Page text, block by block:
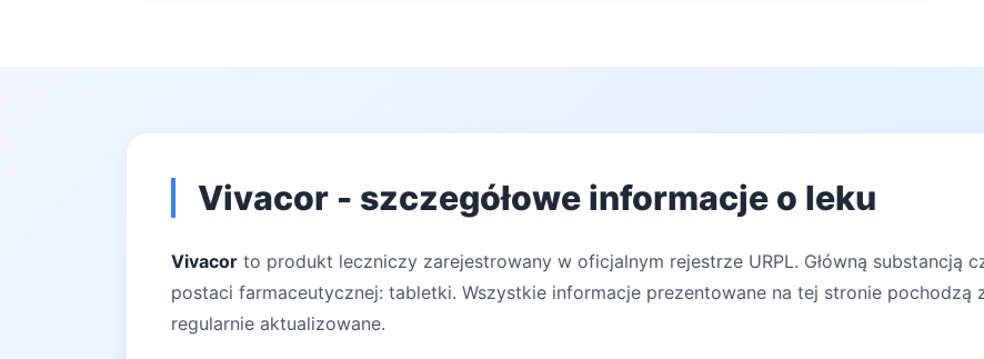
Vivacor - szczegółowe informacje o leku
Vivacor to produkt leczniczy zarejestrowany w oficjalnym rejestrze URPL. Główną substancją
postaci farmaceutycznej: tabletki. Wszystkie informacje prezentowane na tej stronie pochodzą
regularnie aktualizowane.